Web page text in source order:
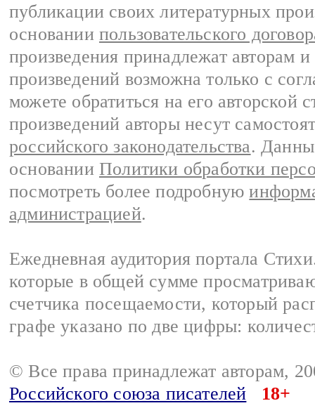
публикации своих литературных
основании пользовательского
произведения принадлежат авторам
произведений возможна только с
можете обратиться на его авторской
произведений авторы несут
российского законодательства.
основании Политики обработки
посмотреть более подробную
администрацией.
Ежедневная аудитория портала
которые в общей сумме
счетчика посещаемости, который
графе указано по две цифры:
© Все права принадлежат авторам,
Российского союза писателей
18+